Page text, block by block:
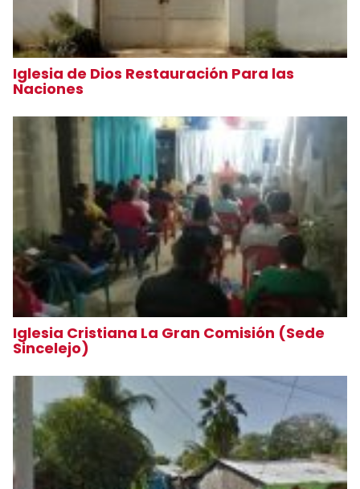
Iglesia de Dios Restauración Para las
Naciones
Iglesia Cristiana La Gran Comisión (Sede
Sincelejo)